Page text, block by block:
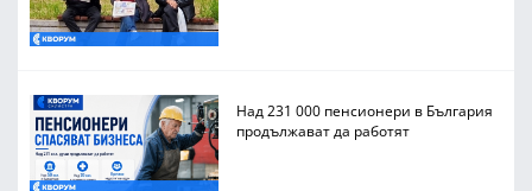
Над 231 000 пенсионери в България
продължават да работят